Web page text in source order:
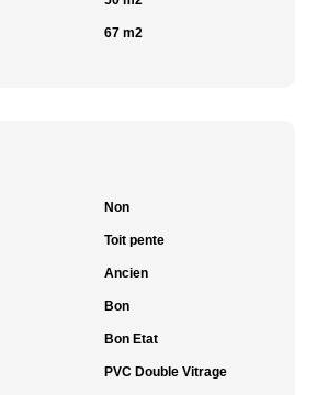
67 m2
Non
Toit pente
Ancien
Bon
Bon Etat
PVC Double Vitrage